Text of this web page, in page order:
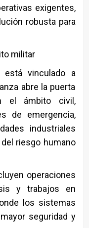
exigentes,
robusta para
militar
está vinculado a
abre la puerta
el ámbito civil,
de emergencia,
industriales
riesgo humano
operaciones
y trabajos en
los sistemas
seguridad y